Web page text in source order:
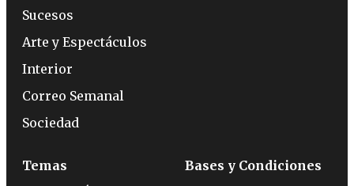
Sucesos
Arte y Espectáculos
Interior
Correo Semanal
Sociedad
Temas
Bases y Condiciones